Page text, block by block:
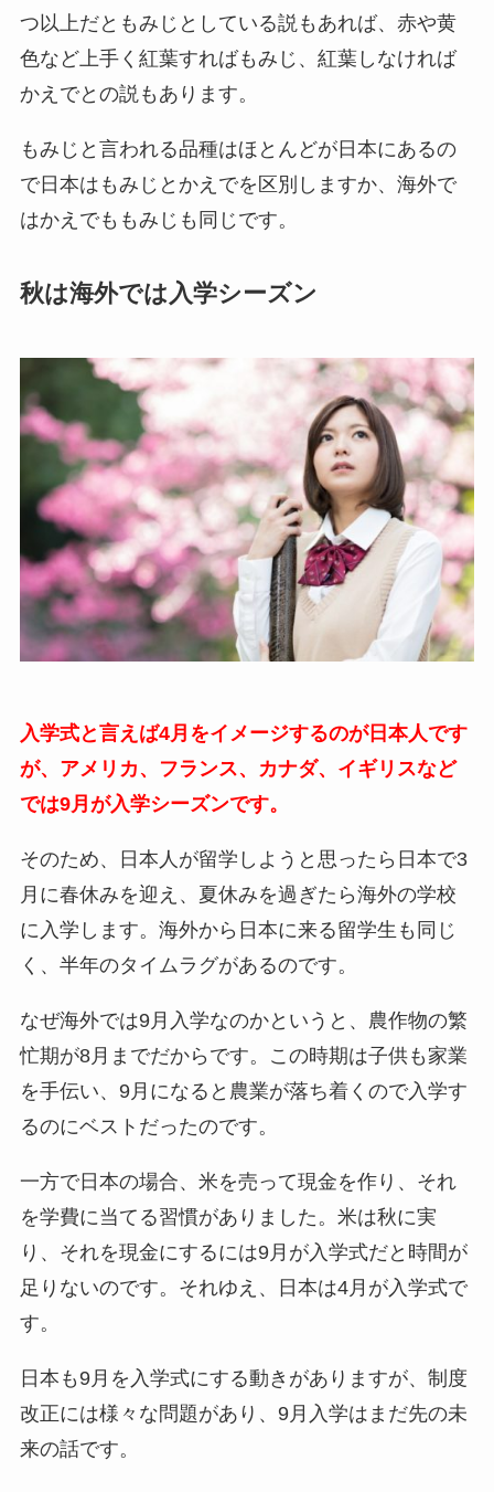
つ以上だともみじとしている説もあれば、赤や黄
色など上手く紅葉すればもみじ、紅葉しなければ
かえでとの説もあります。
もみじと言われる品種はほとんどが日本にあるの
で日本はもみじとかえでを区別しますか、海外で
はかえでももみじも同じです。
秋は海外では入学シーズン
入学式と言えば4月をイメージするのが日本人です
が、アメリカ、フランス、カナダ、イギリスなど
では9月が入学シーズンです。
そのため、日本人が留学しようと思ったら日本で3
月に春休みを迎え、夏休みを過ぎたら海外の学校
に入学します。海外から日本に来る留学生も同じ
く、半年のタイムラグがあるのです。
なぜ海外では9月入学なのかというと、農作物の繁
忙期が8月までだからです。この時期は子供も家業
を手伝い、9月になると農業が落ち着くので入学す
るのにベストだったのです。
一方で日本の場合、米を売って現金を作り、それ
を学費に当てる習慣がありました。米は秋に実
り、それを現金にするには9月が入学式だと時間が
足りないのです。それゆえ、日本は4月が入学式で
す。
日本も9月を入学式にする動きがありますが、制度
改正には様々な問題があり、9月入学はまだ先の未
来の話です。